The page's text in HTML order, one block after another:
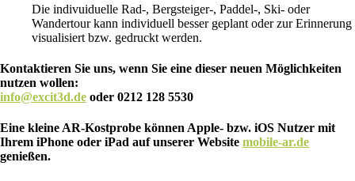
Die indivuiduelle Rad-, Bergsteiger-, Paddel-, Ski- oder
Wandertour kann individuell besser geplant oder zur Erinnerung
visualisiert bzw. gedruckt werden.
Kontaktieren Sie uns, wenn Sie eine dieser neuen Möglichkeiten
nutzen wollen:
info@excit3d.de oder 0212 128 5530
Eine kleine AR-Kostprobe können Apple- bzw. iOS Nutzer mit
Ihrem iPhone oder iPad auf unserer Website mobile-ar.de
genießen.